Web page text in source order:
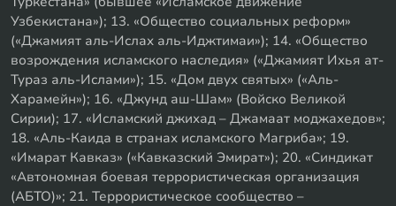
Узбекистана»); 13. «Общество социальных реформ»
(«Джамият аль-Ислах аль-Иджтимаи»); 14. «Общество
возрождения исламского наследия» («Джамият Ихья ат-
Тураз аль-Ислами»); 15. «Дом двух святых» («Аль-
Харамейн»); 16. «Джунд аш-Шам» (Войско Великой
Сирии); 17. «Исламский джихад – Джамаат моджахедов»;
18. «Аль-Каида в странах исламского Магриба»; 19.
«Имарат Кавказ» («Кавказский Эмират»); 20. «Синдикат
«Автономная боевая террористическая организация
(АБТО)»; 21. Террористическое сообщество –